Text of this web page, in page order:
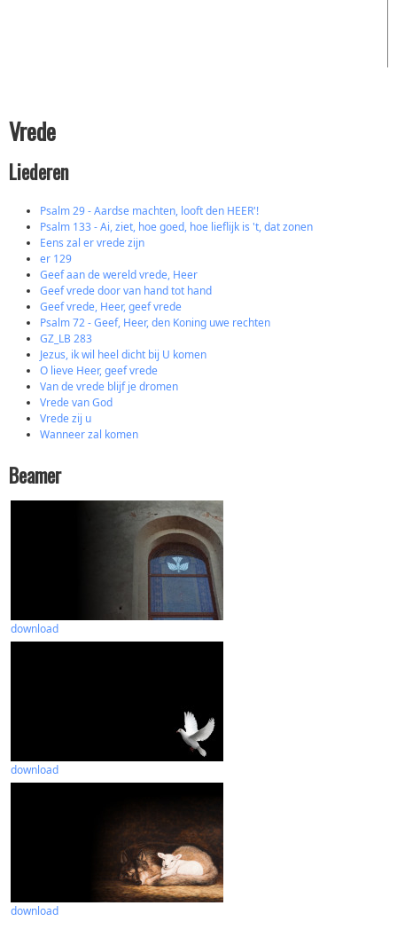
Vrede
Liederen
Psalm 29 - Aardse machten, looft den HEER'!
Psalm 133 - Ai, ziet, hoe goed, hoe lieflijk is 't, dat zonen
Eens zal er vrede zijn
er 129
Geef aan de wereld vrede, Heer
Geef vrede door van hand tot hand
Geef vrede, Heer, geef vrede
Psalm 72 - Geef, Heer, den Koning uwe rechten
GZ_LB 283
Jezus, ik wil heel dicht bij U komen
O lieve Heer, geef vrede
Van de vrede blijf je dromen
Vrede van God
Vrede zij u
Wanneer zal komen
Beamer
download
download
download